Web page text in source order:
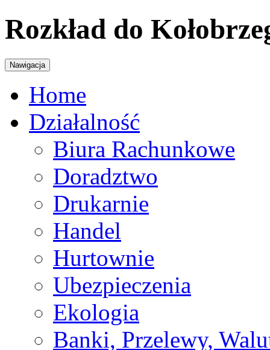
Rozkład do
Nawigacja
Home
Działalność
Biura Rachunkowe
Doradztwo
Drukarnie
Handel
Hurtownie
Ubezpieczenia
Ekologia
Banki, Przelewy,